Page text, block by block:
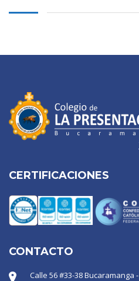
CERTIFICACIONES
CONTACTO
Calle 56 #33-38 Bucaramanga -